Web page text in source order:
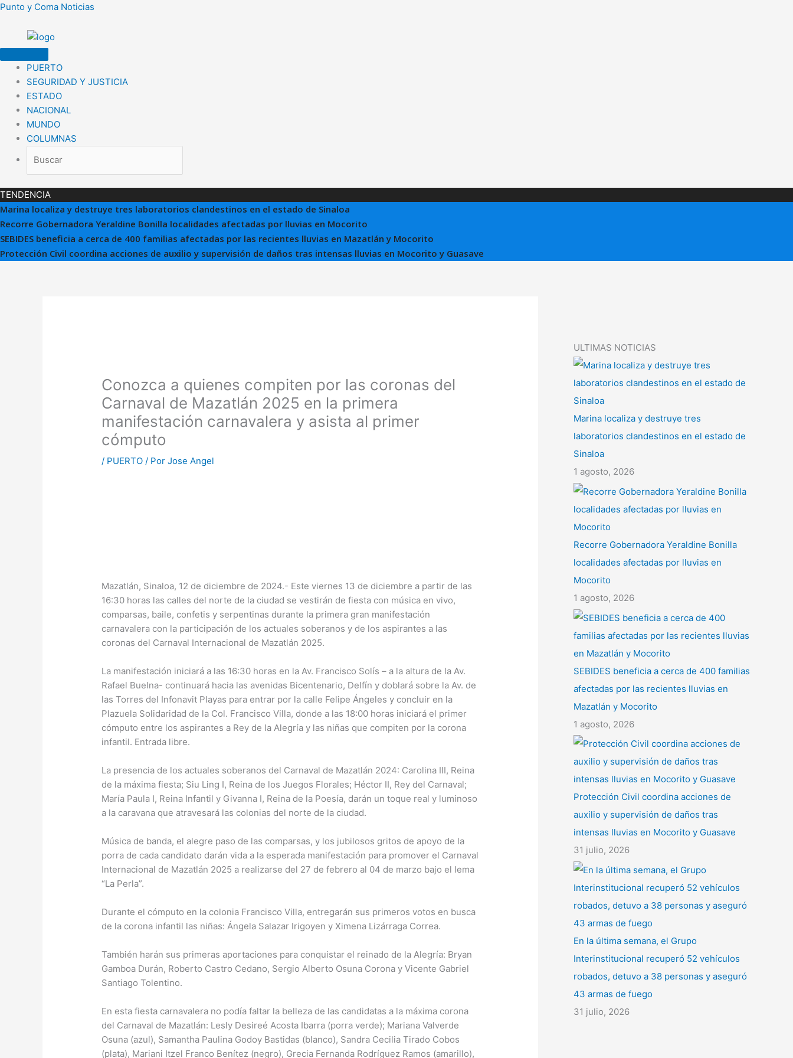
Ir
contenido
Punto y Coma Noticias
PUERTO
SEGURIDAD Y JUSTICIA
ESTADO
NACIONAL
MUNDO
COLUMNAS
TENDENCIA
Marina localiza y destruye tres laboratorios clandestinos en el estado de Sinaloa
Recorre Gobernadora Yeraldine Bonilla localidades afectadas por lluvias en Mocorito
SEBIDES beneficia a cerca de 400 familias afectadas por las recientes lluvias en Mazatlán y Mocorito
Protección Civil coordina acciones de auxilio y supervisión de daños tras intensas lluvias en Mocorito y Guasave
Conozca a quienes compiten por las coronas del
Carnaval de Mazatlán 2025 en la primera
manifestación carnavalera y asista al primer
cómputo
/ PUERTO / PorJose Angel
Mazatlán, Sinaloa, 12 de diciembre de 2024.- Este viernes 13 de diciembre a partir de las
16:30 horas las calles del norte de la ciudad se vestirán de fiesta con música en vivo,
comparsas, baile, confetis y serpentinas durante la primera gran manifestación
carnavalera con la participación de los actuales soberanos y de los aspirantes a las
coronas del Carnaval Internacional de Mazatlán 2025.
La manifestación iniciará a las 16:30 horas en la Av. Francisco Solís – a la altura de la Av.
Rafael Buelna- continuará hacia las avenidas Bicentenario, Delfín y doblará sobre la Av. de
las Torres del Infonavit Playas para entrar por la calle Felipe Ángeles y concluir en la
Plazuela Solidaridad de la Col. Francisco Villa, donde a las 18:00 horas iniciará el primer
cómputo entre los aspirantes a Rey de la Alegría y las niñas que compiten por la corona
infantil. Entrada libre.
La presencia de los actuales soberanos del Carnaval de Mazatlán 2024: Carolina III, Reina
de la máxima fiesta; Siu Ling I, Reina de los Juegos Florales; Héctor II, Rey del Carnaval;
María Paula I, Reina Infantil y Givanna I, Reina de la Poesía, darán un toque real y luminoso
a la caravana que atravesará las colonias del norte de la ciudad.
Música de banda, el alegre paso de las comparsas, y los jubilosos gritos de apoyo de la
porra de cada candidato darán vida a la esperada manifestación para promover el Carnaval
Internacional de Mazatlán 2025 a realizarse del 27 de febrero al 04 de marzo bajo el lema
“La Perla”.
Durante el cómputo en la colonia Francisco Villa, entregarán sus primeros votos en busca
de la corona infantil las niñas: Ángela Salazar Irigoyen y Ximena Lizárraga Correa.
También harán sus primeras aportaciones para conquistar el reinado de la Alegría: Bryan
Gamboa Durán, Roberto Castro Cedano, Sergio Alberto Osuna Corona y Vicente Gabriel
Santiago Tolentino.
En esta fiesta carnavalera no podía faltar la belleza de las candidatas a la máxima corona
del Carnaval de Mazatlán: Lesly Desireé Acosta Ibarra (porra verde); Mariana Valverde
Osuna (azul), Samantha Paulina Godoy Bastidas (blanco), Sandra Cecilia Tirado Cobos
(plata), Mariani Itzel Franco Benítez (negro), Grecia Fernanda Rodríguez Ramos (amarillo),
ULTIMAS NOTICIAS
Marina localiza y destruye tres
laboratorios clandestinos en el estado de
Sinaloa
1 agosto, 2026
Recorre Gobernadora Yeraldine Bonilla
localidades afectadas por lluvias en
Mocorito
1 agosto, 2026
SEBIDES beneficia a cerca de 400 familias
afectadas por las recientes lluvias en
Mazatlán y Mocorito
1 agosto, 2026
Protección Civil coordina acciones de
auxilio y supervisión de daños tras
intensas lluvias en Mocorito y Guasave
31 julio, 2026
En la última semana, el Grupo
Interinstitucional recuperó 52 vehículos
robados, detuvo a 38 personas y aseguró
43 armas de fuego
31 julio, 2026